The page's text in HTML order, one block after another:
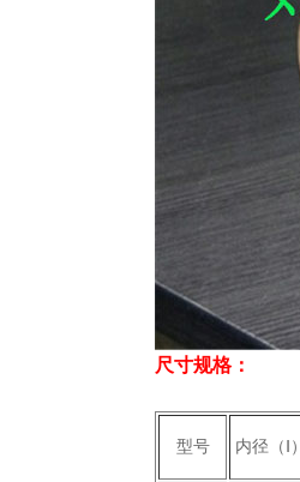
尺寸规格：
型号 内径（Ⅰ）